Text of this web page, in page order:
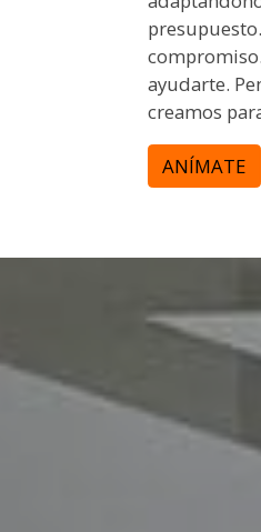
ayudarte.
creamos
ANÍMATE